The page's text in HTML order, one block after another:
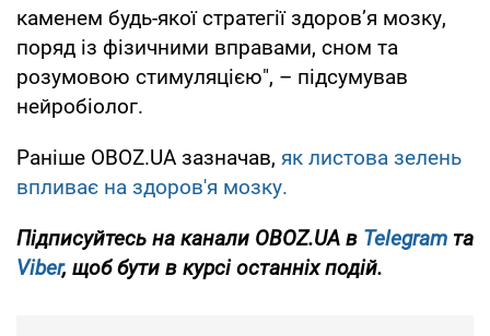
каменем будь-якої стратегії здоров’я мозку,
поряд із фізичними вправами, сном та
розумовою стимуляцією", – підсумував
нейробіолог.
Раніше OBOZ.UA зазначав, як листова зелень
впливає на здоров'я мозку.
Підписуйтесь на канали OBOZ.UA в Telegram та
Viber, щоб бути в курсі останніх подій.